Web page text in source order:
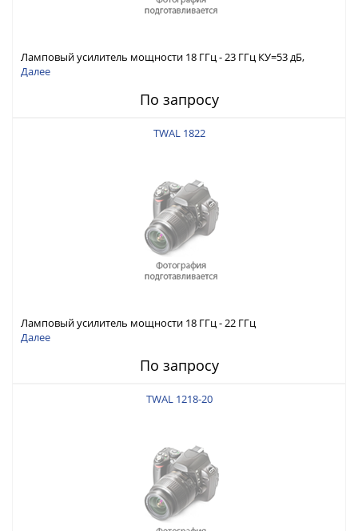
Ламповый усилитель мощности 18 ГГц - 23 ГГц КУ=53 дБ,
Pмакс. вых=200 Вт
Далее
По запросу
TWAL 1822
Ламповый усилитель мощности 18 ГГц - 22 ГГц
Далее
По запросу
TWAL 1218-20